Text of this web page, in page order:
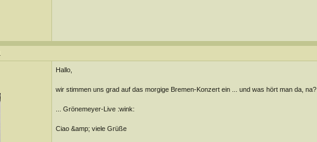
Hallo,
wir stimmen uns grad auf das morgige Bremen-Konzert ein ... und was hört man da, na?
... Grönemeyer-Live :wink:
Ciao &amp; viele Grüße